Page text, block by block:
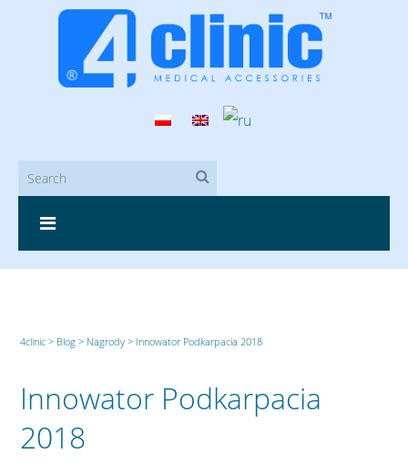
4clinic > Blog > Nagrody > Innowator Podkarpacia 2018
Innowator Podkarpacia
2018